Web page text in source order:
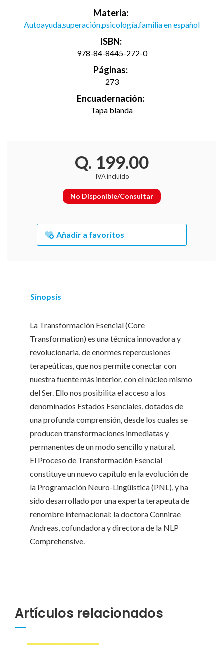
Materia:
Autoayuda,superación,psicología,familia en español
ISBN:
978-84-8445-272-0
Páginas:
273
Encuadernación:
Tapa blanda
Q. 199.00
IVA incluido
No Disponible/Consultar
Añadir a favoritos
Sinopsis
La Transformación Esencial (Core
Transformation) es una técnica innovadora y
revolucionaria, de enormes repercusiones
terapeúticas, que nos permite conectar con
nuestra fuente más interior, con el núcleo mismo
del Ser. Ello nos posibilita el acceso a los
denominados Estados Esenciales, dotados de
una profunda comprensión, desde los cuales se
producen transformaciones inmediatas y
permanentes de un modo sencillo y natural.
El Proceso de Transformación Esencial
constituye un nuevo capítulo en la evolución de
la Programación Neuro-Lingüística (PNL), y ha
sido desarrollado por una experta terapeuta de
renombre internacional: la doctora Connirae
Andreas, cofundadora y directora de la NLP
Comprehensive.
Artículos relacionados